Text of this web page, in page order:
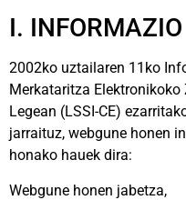
I.
2002ko uztailaren 11ko
Merkataritza
Legean (LSSI-CE)
jarraituz, webgune honen
honako hauek dira:
Webgune honen jabetza,